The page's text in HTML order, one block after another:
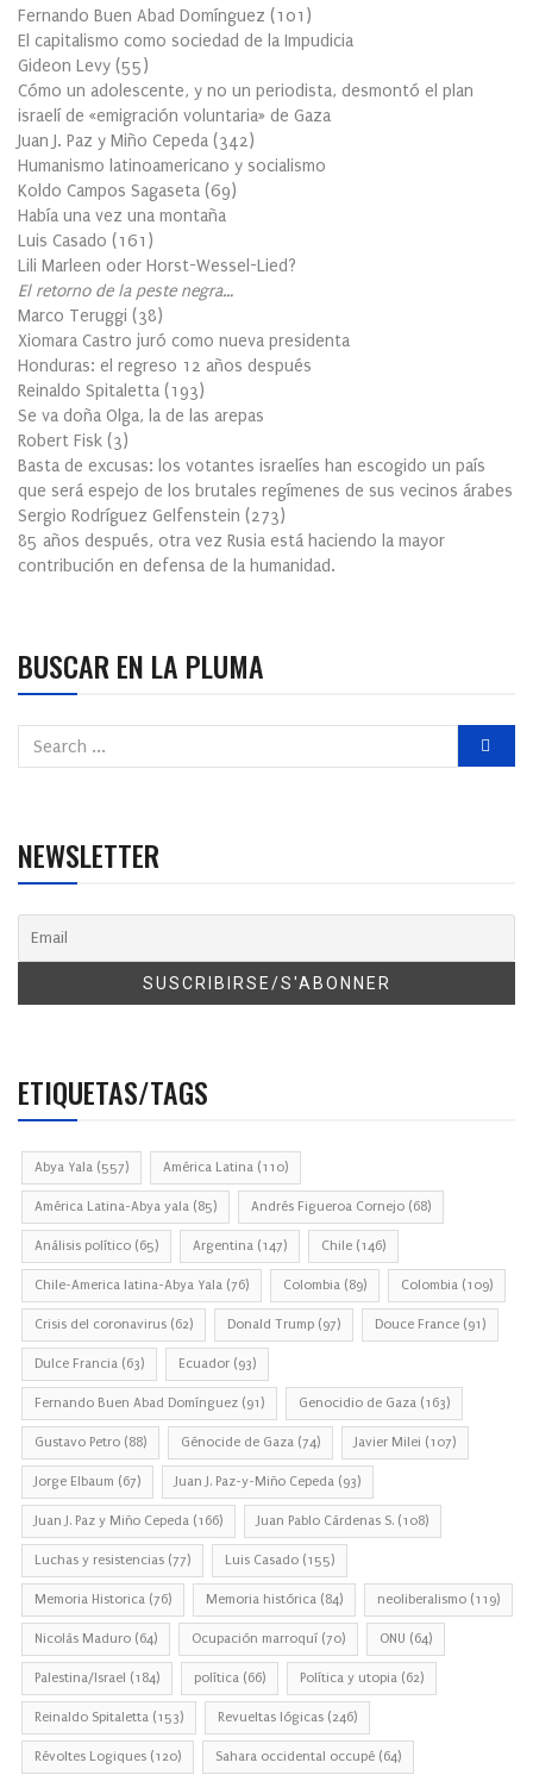
Fernando Buen Abad Domínguez (101 )
El capitalismo como sociedad de la Impudicia
Gideon Levy (55)
Cómo un adolescente, y no un periodista, desmontó el plan
israelí de «emigración voluntaria» de Gaza
Juan J. Paz y Miño Cepeda (342)
Humanismo latinoamericano y socialismo
Koldo Campos Sagaseta (69)
Había una vez una montaña
Luis Casado (161 )
Lili Marleen oder Horst-Wessel-Lied?
El retorno de la peste negra…
Marco Teruggi (38)
Xiomara Castro juró como nueva presidenta
Honduras: el regreso 12 años después
Reinaldo Spitaletta (193)
Se va doña Olga, la de las arepas
Robert Fisk (3)
Basta de excusas: los votantes israelíes han escogido un país
que será espejo de los brutales regímenes de sus vecinos árabes
Sergio Rodríguez Gelfenstein (273)
85 años después, otra vez Rusia está haciendo la mayor
contribución en defensa de la humanidad.
BUSCAR EN LA PLUMA
NEWSLETTER
ETIQUETAS/TAGS
Abya Yala (557) América Latina (110)
América Latina-Abya yala (85) Andrés Figueroa Cornejo (68)
Análisis político (65) Argentina (147) Chile (146)
Chile-America latina-Abya Yala (76) Colombia (89) Colombia (109)
Crisis del coronavirus (62) Donald Trump (97) Douce France (91)
Dulce Francia (63) Ecuador (93)
Fernando Buen Abad Domínguez (91) Genocidio de Gaza (163)
Gustavo Petro (88) Génocide de Gaza (74) Javier Milei (107)
Jorge Elbaum (67) Juan J. Paz-y-Miño Cepeda (93)
Juan J. Paz y Miño Cepeda (166) Juan Pablo Cárdenas S. (108)
Luchas y resistencias (77) Luis Casado (155)
Memoria Historica (76) Memoria histórica (84) neoliberalismo (119)
Nicolás Maduro (64) Ocupación marroquí (70) ONU (64)
Palestina/Israel (184) política (66) Política y utopia (62)
Reinaldo Spitaletta (153) Revueltas lógicas (246)
Révoltes Logiques (120) Sahara occidental occupé (64)